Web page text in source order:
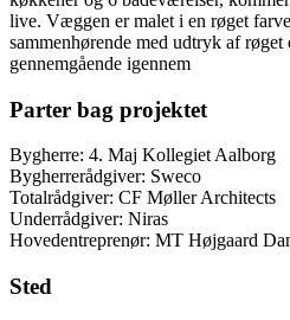
live. Væggen er malet i en røget
sammenhørende med udtryk af
gennemgående igennem
Parter bag projektet
Bygherre: 4. Maj Kollegiet Aalborg
Bygherrerådgiver: Sweco
Totalrådgiver: CF Møller Architects
Underrådgiver: Niras
Hovedentreprenør: MT Højgaard
Sted